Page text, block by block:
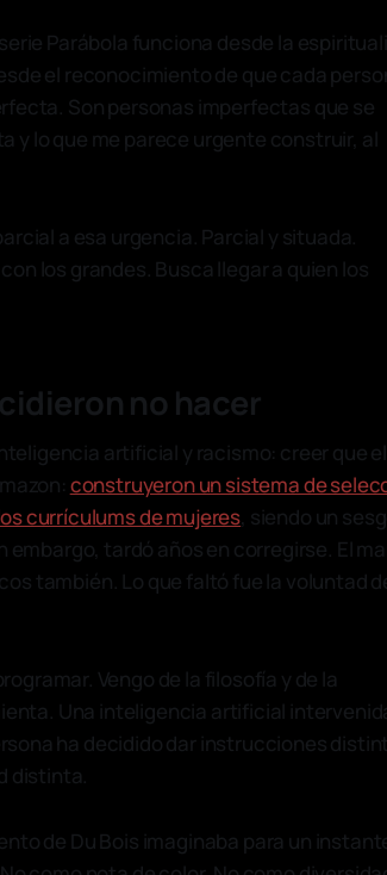
Parábola funciona desde la
el reconocimiento de que cada
Son personas imperfectas que se
y lo que me parece urgente construir, al
a esa urgencia. Parcial y situada.
los grandes. Busca llegar a quien los
no hacer
artificial y racismo: creer que el
construyeron un sistema de
currículums de mujeres, siendo un
tardó años en corregirse. El
también. Lo que faltó fue la voluntad
Vengo de la filosofía y de la
Una inteligencia artificial
ha decidido dar instrucciones
distinta.
de Du Bois imaginaba para un